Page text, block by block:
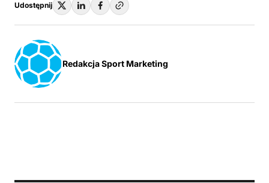
Udostępnij
Redakcja Sport Marketing